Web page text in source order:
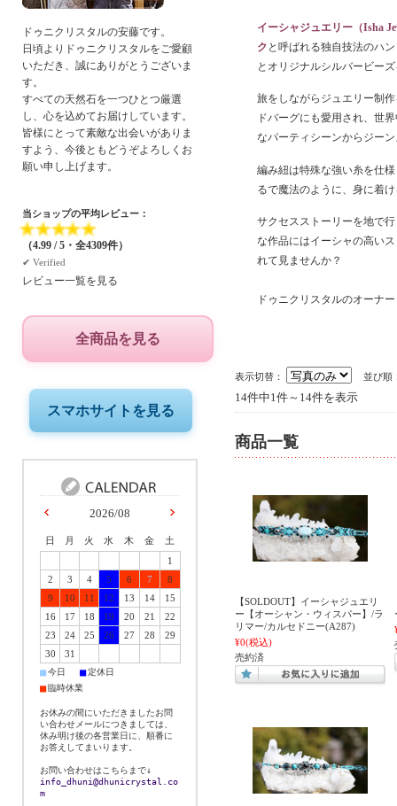
イーシャジュエリー（Isha
ク と呼ばれる独自技法のハ
とオリジナルシルバービー
旅をしながらジュエリー制
ドバーグにも愛用され、世
なパーティシーンからジー
編み紐は特殊な強い糸を仕
るで魔法のように、身に着
サクセスストーリーを地で
な作品にはイーシャの高い
れて見ませんか？
ドゥニクリスタルのオーナ
表示切替： 並び順
14件中1件～14件を表示
商品一覧
【SOLDOUT】イーシャジュエリ
ー【オーシャン・ウィスパー】/ラ
リマー/カルセドニー(A287)
¥0(税込)
売約済
ドゥニクリスタルの安藤です。
日頃よりドゥニクリスタルをご愛顧
いただき、誠にありがとうございま
す。
すべての天然石を一つひとつ厳選
し、心を込めてお届けしています。
皆様にとって素敵な出会いがありま
すよう、今後ともどうぞよろしくお
願い申し上げます。
当ショップの平均レビュー：
★★★★★
（4.99 / 5・全4309件）
✔︎ Verified
レビュー一覧を見る
全商品を見る
スマホサイトを見る
2026/08
日 月 火 水 木 金
土
1
2
3 4 5 6 7
8
9
10 11 12 13 14
15
16
17 18 19 20 21
22
23
24 25 26 27 28
29
30
31
■今日 ■定休日
■臨時休業
お休みの間にいただきましたお問
い合わせメールにつきましては、
休み明け後の各営業日に、順番に
お答えしてまいります。
お問い合わせはこちらまで↓
info_dhuni@dhunicrystal.co
m